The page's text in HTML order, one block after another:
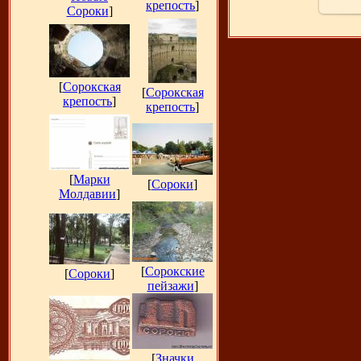
Сороки] крепость]
[Сорокская
крепость]
[Сорокская
крепость]
[Марки
Молдавии]
[Сороки]
[Сороки] [Сорокские
пейзажи]
[Значки